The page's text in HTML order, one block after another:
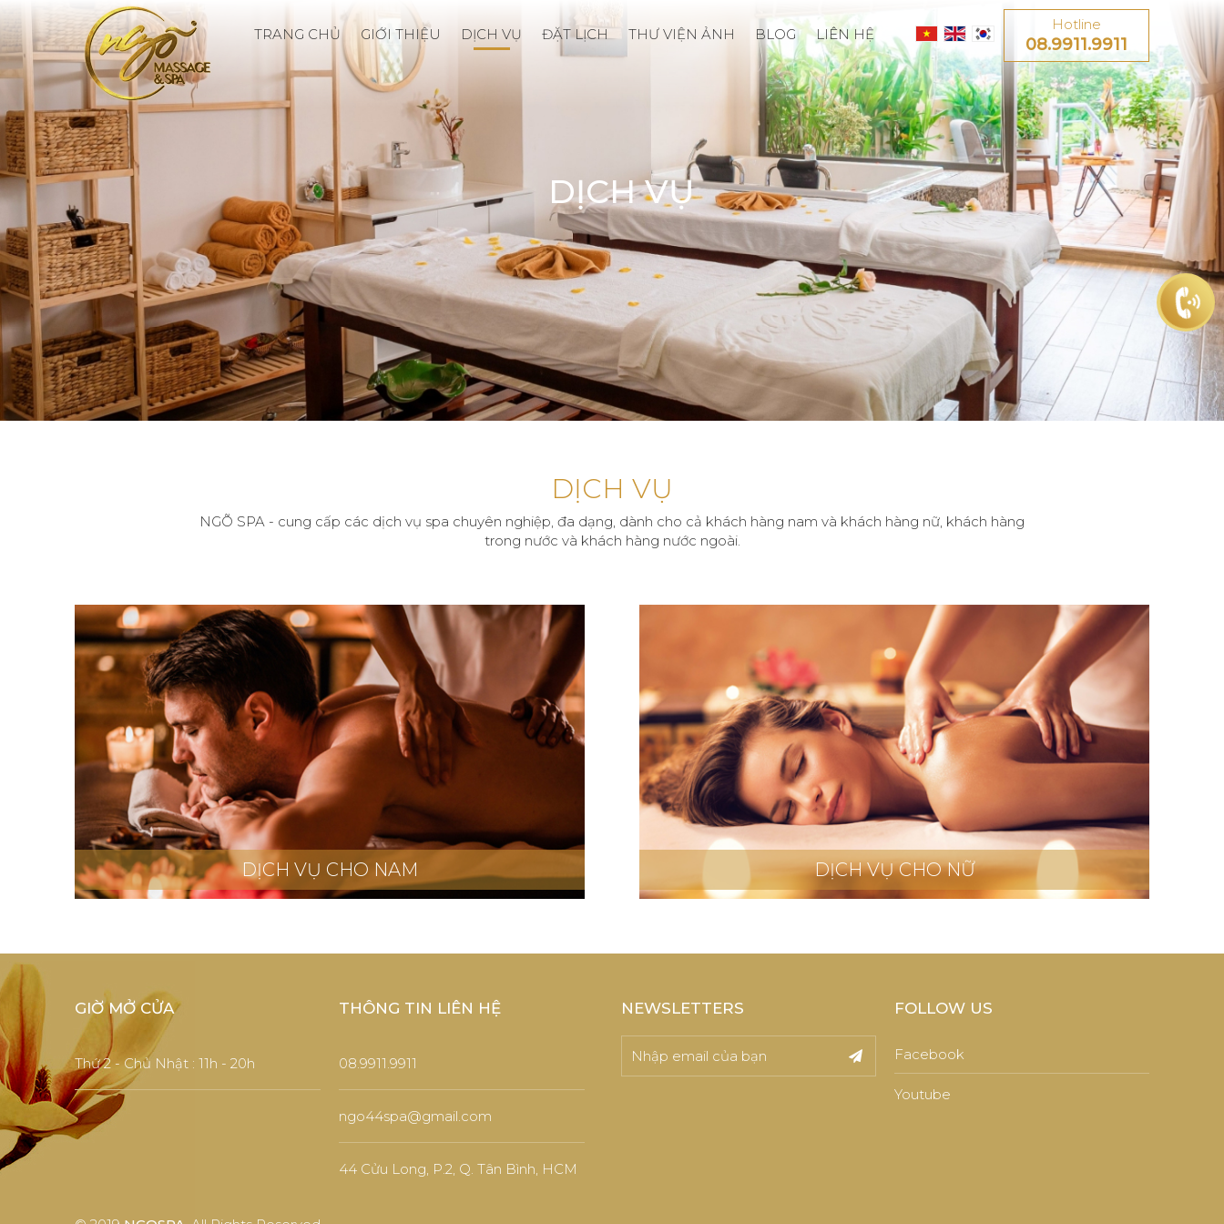
TRANG CHỦ GIỚI THIỆU DỊCH VỤ ĐẶT LỊCH THƯ VIỆN ẢNH BLOG LIÊN HỆ
Hotline
08.9911.9911
DỊCH VỤ
DỊCH VỤ
NGÕ SPA - cung cấp các dịch vụ spa chuyên nghiệp, đa dạng, dành cho cả khách hàng nam và khách hàng nữ, khách hàng
trong nước và khách hàng nước ngoài.
DỊCH VỤ CHO NAM DỊCH VỤ CHO NỮ
GIỜ MỞ CỬA
Thứ 2 - Chủ Nhật : 11h - 20h ​​
THÔNG TIN LIÊN HỆ
08.9911.9911
ngo44spa@gmail.com
44 Cửu Long, P.2, Q. Tân Bình, HCM
NEWSLETTERS FOLLOW US
Facebook
Youtube